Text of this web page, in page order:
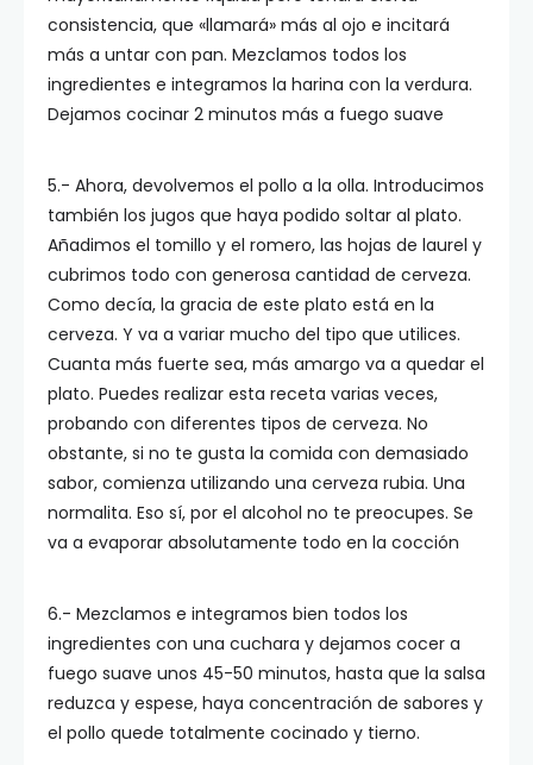
consistencia, que «llamará» más al ojo e incitará
más a untar con pan. Mezclamos todos los
ingredientes e integramos la harina con la verdura.
Dejamos cocinar 2 minutos más a fuego suave
5.- Ahora, devolvemos el pollo a la olla. Introducimos
también los jugos que haya podido soltar al plato.
Añadimos el tomillo y el romero, las hojas de laurel y
cubrimos todo con generosa cantidad de cerveza.
Como decía, la gracia de este plato está en la
cerveza. Y va a variar mucho del tipo que utilices.
Cuanta más fuerte sea, más amargo va a quedar el
plato. Puedes realizar esta receta varias veces,
probando con diferentes tipos de cerveza. No
obstante, si no te gusta la comida con demasiado
sabor, comienza utilizando una cerveza rubia. Una
normalita. Eso sí, por el alcohol no te preocupes. Se
va a evaporar absolutamente todo en la cocción
6.- Mezclamos e integramos bien todos los
ingredientes con una cuchara y dejamos cocer a
fuego suave unos 45-50 minutos, hasta que la salsa
reduzca y espese, haya concentración de sabores y
el pollo quede totalmente cocinado y tierno.